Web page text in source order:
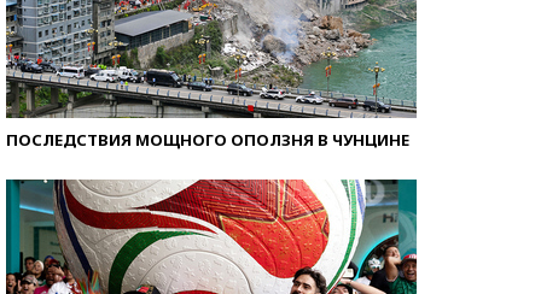
ПОСЛЕДСТВИЯ МОЩНОГО ОПОЛЗНЯ В ЧУНЦИНЕ